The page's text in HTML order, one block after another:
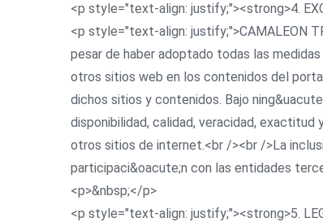
<p style="text-align: justify;"><strong>4.
<p style="text-align: justify;">CAMALEON
pesar de haber adoptado todas las
otros sitios web en los contenidos del
dichos sitios y contenidos. Bajo
disponibilidad, calidad, veracidad,
otros sitios de internet.<br /><br />La
participaci&oacute;n con las entidades
<p>&nbsp;</p>
<p style="text-align: justify;"><strong>5.